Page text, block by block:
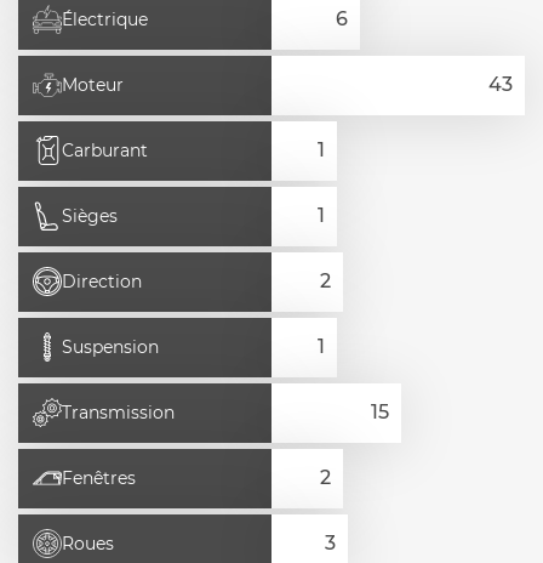
Électrique
Moteur
Carburant
Sièges
Direction
Suspension
Transmission
Fenêtres
Roues